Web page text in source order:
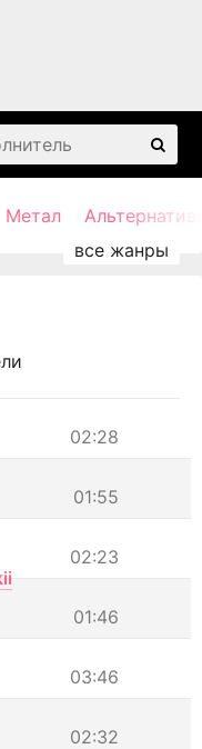
Метал
02:28
01:55
02:23
01:46
03:46
02:32